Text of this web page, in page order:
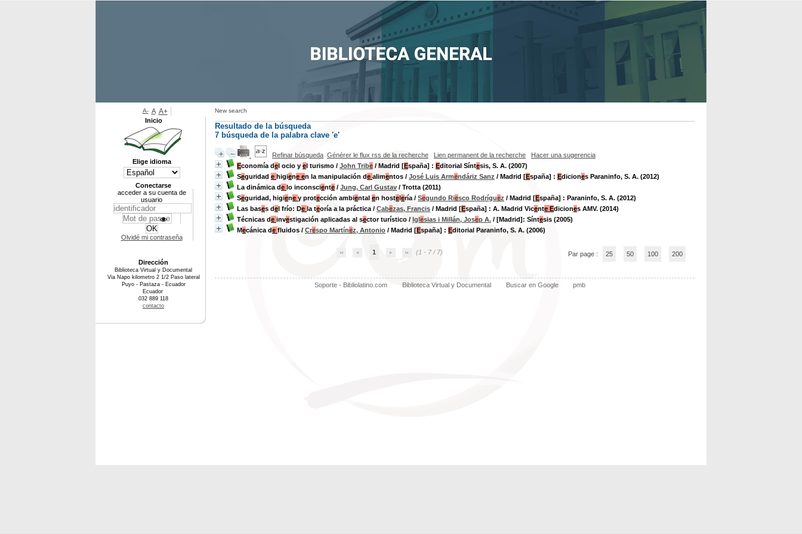
New search
Resultado de la búsqueda
7 búsqueda de la palabra clave 'e'
Refinar búsqueda Générer le flux rss de la recherche Lien permanent de la recherche
Hacer una sugerencia
Economía del ocio y el turismo / John Tribe / Madrid [España] : Editorial Síntesis, S. A. (2007)
Seguridad e higiene en la manipulación de alimentos / José Luis Armendáriz Sanz / Madrid [España] : Ediciones Paraninfo, S. A. (2012)
La dinámica de lo inconsciente / Jung, Carl Gustav / Trotta (2011)
Seguridad, higiene y protección ambiental en hostelería / Segundo Riesco Rodríguez / Madrid [España] : Paraninfo, S. A. (2012)
Las bases del frío: De la teoría a la práctica / Cabezas, Francis / Madrid [España] : A. Madrid Vicente Ediciones AMV. (2014)
Técnicas de investigación aplicadas al sector turístico / Iglesias i Millán, Josep A. / [Madrid]: Síntesis (2005)
Mecánica de fluidos / Crespo Martínez, Antonio / Madrid [España] : Editorial Paraninfo, S. A. (2006)
1 (1 - 7 / 7) Par page : 25 50 100 200
Soporte - Bibliolatino.com Biblioteca Virtual y Documental Buscar en Google pmb
A- A A+
Inicio
Elige idioma
Conectarse
acceder a su cuenta de
usuario
Olvidé mi contraseña
Dirección
Biblioteca Virtual y Documental
Via Napo kilometro 2 1/2 Paso lateral
Puyo - Pastaza - Ecuador
Ecuador
032 889 118
contacto